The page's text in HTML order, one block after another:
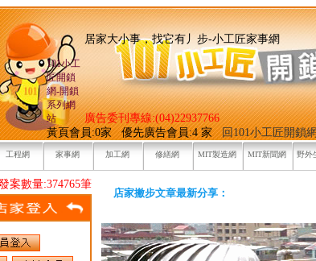
101小工
匠開鎖
網-開鎖
系列網
站
居家大小事，找它有丿步-小工匠
廣告委刊專線:(04)22937766
黃頁會員:0家 優先廣告會員:4 家回101小工匠開鎖
工程網 家事網 加工網 修繕網 MIT製造網 MIT新聞網 野外
案數量:374765筆
店家撇步文章最新分享：